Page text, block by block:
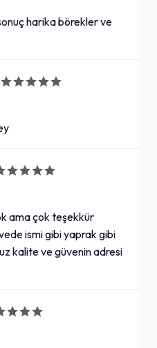
harika börekler ve
ama çok teşekkür
ismi gibi yaprak gibi
kalite ve güvenin adresi